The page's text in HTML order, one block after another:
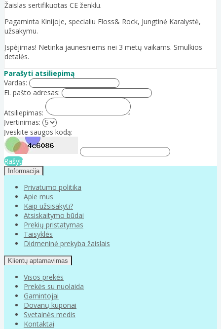
Žaislas sertifikuotas CE ženklu.
Pagaminta Kinijoje, specialiu Floss& Rock, Jungtinė Karalystė,
užsakymu.
Įspėjimas! Netinka jaunesniems nei 3 metų vaikams. Smulkios
detalės.
Parašyti atsiliepimą
Vardas:
El. pašto adresas:
Atsiliepimas:
Įvertinimas:
Įveskite saugos kodą:
Rašyti
Informacija
Privatumo politika
Apie mus
Kaip užsisakyti?
Atsiskaitymo būdai
Prekių pristatymas
Taisyklės
Didmeninė prekyba žaislais
Klientų aptarnavimas
Visos prekės
Prekės su nuolaida
Gamintojai
Dovanų kuponai
Svetainės medis
Kontaktai